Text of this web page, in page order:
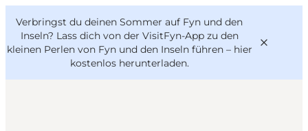
Verbringst du deinen Sommer auf Fyn und den
Inseln? Lass dich von der VisitFyn-App zu den
kleinen Perlen von Fyn und den Inseln führen – hier
kostenlos herunterladen.
VisitFyn
Deutsch